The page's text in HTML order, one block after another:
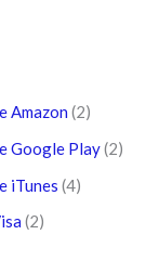
Amazon (2)
Google Play(2)
iTunes (4)
(2)